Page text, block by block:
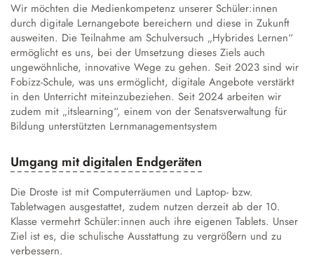
Wir möchten die Medienkompetenz unserer Schüler:innen
durch digitale Lernangebote bereichern und diese in Zukunft
ausweiten. Die Teilnahme am Schulversuch „Hybrides Lernen“
ermöglicht es uns, bei der Umsetzung dieses Ziels auch
ungewöhnliche, innovative Wege zu gehen. Seit 2023 sind wir
Fobizz-Schule, was uns ermöglicht, digitale Angebote verstärkt
in den Unterricht miteinzubeziehen. Seit 2024 arbeiten wir
zudem mit „itslearning“, einem von der Senatsverwaltung für
Bildung unterstützten Lernmanagementsystem
Umgang mit digitalen Endgeräten
Die Droste ist mit Computerräumen und Laptop- bzw.
Tabletwagen ausgestattet, zudem nutzen derzeit ab der 10.
Klasse vermehrt Schüler:innen auch ihre eigenen Tablets. Unser
Ziel ist es, die schulische Ausstattung zu vergrößern und zu
verbessern.